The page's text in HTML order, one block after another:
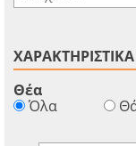
ΧΑΡΑΚΤΗΡΙΣΤΙΚΑ
Θέα
Όλα